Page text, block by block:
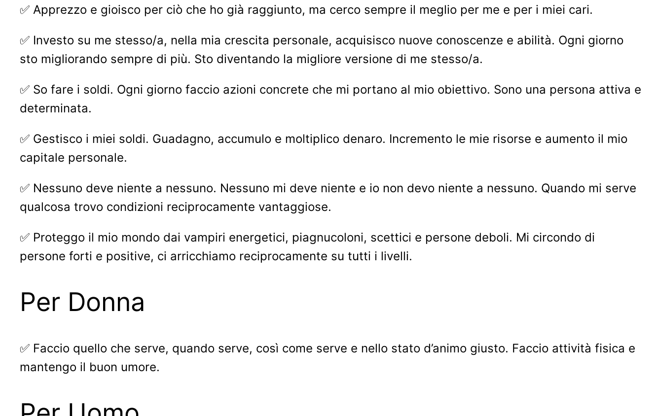
✅ Apprezzo e gioisco per ciò che ho già raggiunto, ma cerco sempre il meglio per me e per i miei cari.
✅ Investo su me stesso/a, nella mia crescita personale, acquisisco nuove conoscenze e abilità. Ogni giorno
sto migliorando sempre di più. Sto diventando la migliore versione di me stesso/a.
✅ So fare i soldi. Ogni giorno faccio azioni concrete che mi portano al mio obiettivo. Sono una persona attiva e
determinata.
✅ Gestisco i miei soldi. Guadagno, accumulo e moltiplico denaro. Incremento le mie risorse e aumento il mio
capitale personale.
✅ Nessuno deve niente a nessuno. Nessuno mi deve niente e io non devo niente a nessuno. Quando mi serve
qualcosa trovo condizioni reciprocamente vantaggiose.
✅ Proteggo il mio mondo dai vampiri energetici, piagnucoloni, scettici e persone deboli. Mi circondo di
persone forti e positive, ci arricchiamo reciprocamente su tutti i livelli.
Per Donna
✅ Faccio quello che serve, quando serve, così come serve e nello stato d’animo giusto. Faccio attività fisica e
mantengo il buon umore.